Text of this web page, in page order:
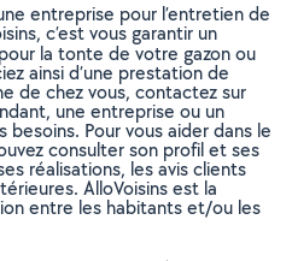
entreprise pour l’entretien de
c’est vous garantir un
pour la tonte de votre gazon ou
ainsi d’une prestation de
de chez vous, contactez sur
une entreprise ou un
Pour vous aider dans le
consulter son profil et ses
réalisations, les avis clients
AlloVoisins est la
entre les habitants et/ou les